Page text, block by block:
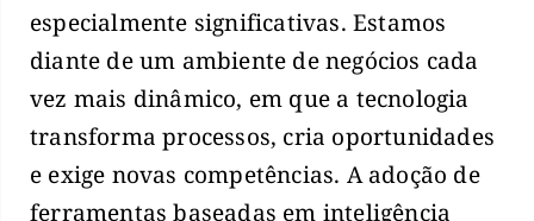
especialmente significativas. Estamos
diante de um ambiente de negócios cada
vez mais dinâmico, em que a tecnologia
transforma processos, cria oportunidades
e exige novas competências. A adoção de
ferramentas baseadas em inteligência